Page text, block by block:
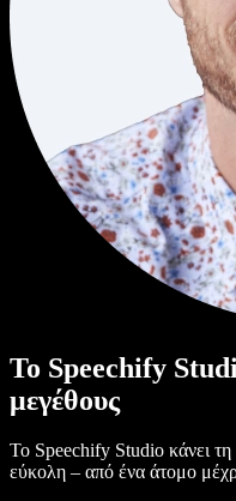
Το Speechify
μεγέθους
Το Speechify Studio κάνει
εύκολη – από ένα άτομο